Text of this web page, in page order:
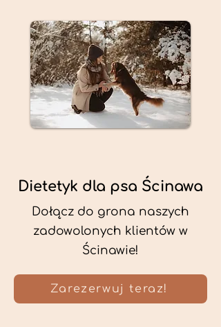
Dietetyk dla psa Ścinawa
Dołącz do grona naszych
zadowolonych klientów w
Ścinawie!
Zarezerwuj teraz!